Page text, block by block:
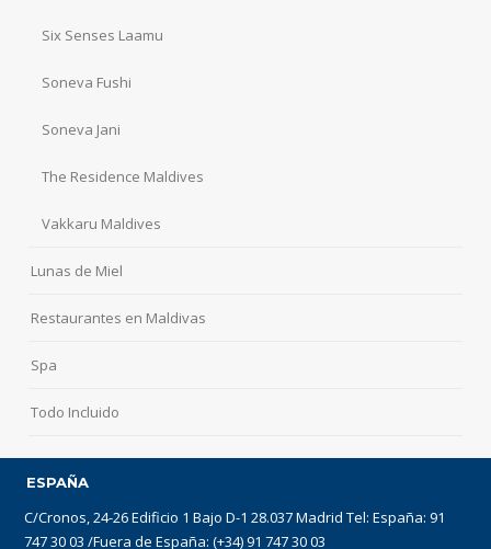
Six Senses Laamu
Soneva Fushi
Soneva Jani
The Residence Maldives
Vakkaru Maldives
Lunas de Miel
Restaurantes en Maldivas
Spa
Todo Incluido
ESPAÑA
C/Cronos, 24-26 Edificio 1 Bajo D-1 28.037 Madrid Tel: España: 91
747 30 03 /Fuera de España: (+34) 91 747 30 03